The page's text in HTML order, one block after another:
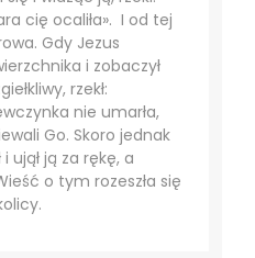
cię ocaliła». I od tej
Gdy Jezus
i zobaczył
rzekł:
nie umarła,
Go. Skoro jednak
ujął ją za rękę, a
o tym rozeszła się